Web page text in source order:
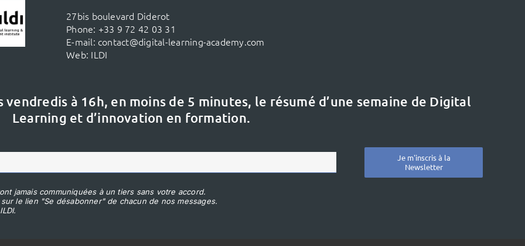
27bis boulevard Diderot
Phone: +33 9 72 42 03 31
E-mail: contact@digital-learning-academy.com
Web: ILDI
à 16h, en moins de 5 minutes, le résumé d’une semaine de Digital
Learning et d’innovation en formation.
Je m'inscris à la
Newsletter
jamais communiquées à un tiers sans votre accord.
le lien "Se désabonner" de chacun de nos messages.